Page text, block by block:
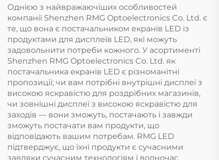
Однією з найвражаючіших особливостей
компанії Shenzhen RMG Optoelectronics Co. Ltd. є
те, що вона є постачальником екранів LED із
продуктами для дисплеїв LED, які можуть
задовольнити потреби кожного. У асортименті
Shenzhen RMG Optoelectronics Co. Ltd. як
постачальника екранів LED є різноманітні
пропозиції; чи вам потрібні внутрішні дисплеї з
високою яскравістю для роздрібних магазинів,
чи зовнішні дисплеї з високою яскравістю для
заходів — вони зможуть, постачають і завжди
зможуть постачати вам продукти, що
відповідають вашим потребам. RMG LED
підтверджує, що їхні продукти є сучасними
завдяки сучасним технологіям і водночас